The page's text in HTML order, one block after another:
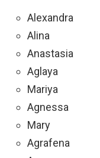
Alexandra
Alina
Anastasia
Aglaya
Mariya
Agnessa
Mary
Agrafena